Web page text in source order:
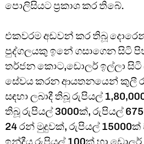
පොලිසියට ප්‍රකාශ කර තිබේ.
එකවරම අඩවන් කර තිබූ
පුද්ගලයකු ඉනේ ගසාගෙන සිටි
තර්ජන කොට,ඩොලර් ඉල්ලා සිටි
සේවය කරන ආයතනයෙන් කුලී
සඳහා ලබාදී තිබූ රුපියල්
තිබූ රුපියල් 3000ක්, රුපියල්
24 රන් මුදුවක්, රුපියල් 15000ක්